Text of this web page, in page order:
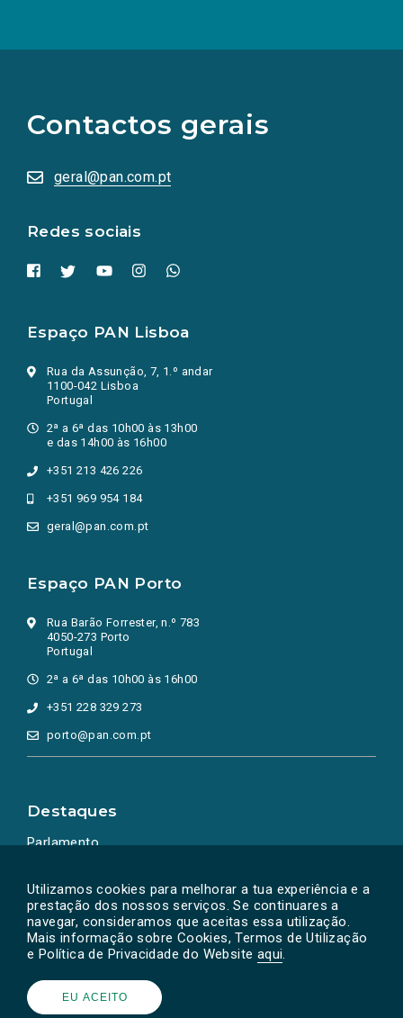
Utilizamos cookies para melhorar a tua experiência e a
prestação dos nossos serviços. Se continuares a
navegar, consideramos que aceitas essa utilização.
Mais informação sobre Cookies, Termos de Utilização
e Política de Privacidade do Website aqui.
EU ACEITO
Contactos gerais
geral@pan.com.pt
Redes sociais
redes
sociais
numa
nova
Espaço PAN Lisboa
Rua da Assunção, 7, 1.º andar
1100-042 Lisboa
Portugal
2ª a 6ª das 10h00 às 13h00
e das 14h00 às 16h00
+351 213 426 226
+351 969 954 184
geral@pan.com.pt
Espaço PAN Porto
Rua Barão Forrester, n.º 783
4050-273 Porto
Portugal
2ª a 6ª das 10h00 às 16h00
+351 228 329 273
porto@pan.com.pt
Destaques
Parlamento
Powered by © PAN 2026